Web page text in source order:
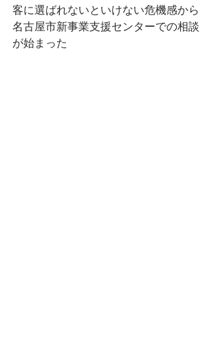
客に選ばれないといけない危機感から
名古屋市新事業支援センターでの相談
が始まった